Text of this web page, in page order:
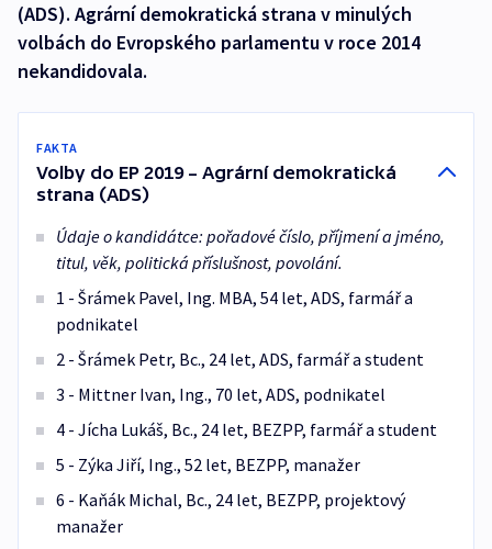
(ADS). Agrární demokratická strana v minulých
volbách do Evropského parlamentu v roce 2014
nekandidovala.
FAKTA
Volby do EP 2019 – Agrární demokratická
strana (ADS)
Údaje o kandidátce: pořadové číslo, příjmení a jméno,
titul, věk, politická příslušnost, povolání.
1 - Šrámek Pavel, Ing. MBA, 54 let, ADS, farmář a
podnikatel
2 - Šrámek Petr, Bc., 24 let, ADS, farmář a student
3 - Mittner Ivan, Ing., 70 let, ADS, podnikatel
4 - Jícha Lukáš, Bc., 24 let, BEZPP, farmář a student
5 - Zýka Jiří, Ing., 52 let, BEZPP, manažer
6 - Kaňák Michal, Bc., 24 let, BEZPP, projektový
manažer